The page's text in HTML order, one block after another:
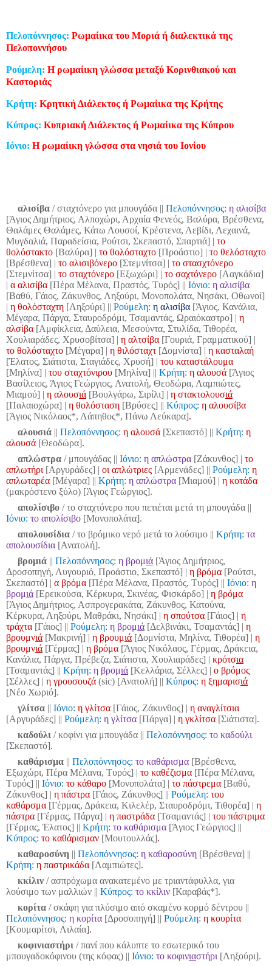
Πελοπόννησος: Ρωμαίικα του Μοριά ή διαλεκτικά της
Πελοποννήσου
Ρούμελη: Η ρωμαίικη γλώσσα μεταξύ Κορινθιακού και
Καστοριάς
Κρήτη: Κρητική Διάλεκτος ή Ρωμαίικα της Κρήτης
Κύπρος: Κυπριακή Διάλεκτος ή Ρωμαίικα της Κύπρου
Ιόνιο: Η ρωμαίικη γλώσσα στα νησιά του Ιονίου
αλισίβα/ σταχτόνερο για μπουγάδα || Πελοπόννησος: η αλισίβα
[Άγιος Δημήτριος, Αλποχώρι, Αρχαία Φενεός, Βαλύρα, Βρέσθενα,
Θαλάμες Θαλάμες, Κάτω Λουσοί, Κρέστενα, Λεβίδι, Λεχαινά,
Μυγδαλιά, Παραδείσια, Ρούτσι, Σκεπαστό, Σπαρτιά] | το
θολόστακτο [Βαλύρα] | το θολόσταχτο [Προάστιο] | το θελόσταχτο
[Βρέσθενα] | το αλισιβόνερο [Στεμνίτσα] | το στασχτόνερο
[Στεμνίτσα] | το σταχτόνερο [Εξωχώρι] | το σαχτόνερο [Λαγκάδια]
| α αλισίβα [Πέρα Μέλανα, Πραστός, Τυρός] || Ιόνιο: η αλισίβα
[Βαθύ, Γάιος, Ζάκυνθος, Ληξούρι, Μονοπολάτα, Νησάκι, Οθωνοί]
| η θολόσταχτη [Ληξούρι] || Ρούμελη: η αλισίβα [Άγιος, Κανάλια,
Μέγαρα, Πάργα, Σταυροδρόμι, Τσαμαντάς, Ωραιόκαστρο] | η
αλσίβα [Αμφίκλεια, Δαύλεια, Μεσούντα, Στυλίδα, Τιθορέα,
Χουλιαράδες, Χρυσοβίτσα] | η αλτσίβα [Γουριά, Γραμματικού] |
το θολόσταχτο [Μέγαρα] | η θιλόσταχτ [Δομνίστα] | η κασταλαή
[Έλατος, Σιάτιστα, Σταγιάδες, Χρυσή] | του καταστάλουμα
[Μηλίνα] | του σταχτόνιρου [Μηλίνα] || Κρήτη: η αλουσά [Άγιος
Βασίλειος, Άγιος Γεώργιος, Ανατολή, Θεοδώρα, Λαμπιώτες,
Μιαμού] | η αλουσιά [Βουλγάρω, Σιρίλι] | η στακτολουσιά
[Παλαιοχώρα] | η θολόσταση [Βρύσες] || Κύπρος: η αλουσίβα
[Άγιος Νικόλαος*, Λάπηθος*, Πάνω Λεύκαρα].
αλουσιά|| Πελοπόννησος: η αλουσά [Σκεπαστό] || Κρήτη: η
αλουσά [Θεοδώρα].
απλώστρα/ μπουγάδας || Ιόνιο: η απλώστρα[Ζάκυνθος] | το
απλωτήρι [Αργυράδες] | οι απλώτριες [Αρμενάδες] || Ρούμελη: η
απλωταρέα [Μέγαρα] || Κρήτη: η απλώστρα [Μιαμού] | η κοτάδα
(μακρόστενο ξύλο) [Άγιος Γεώργιος].
απολίσιβο/ το σταχτόνερο που πετιέται μετά τη μπουγάδα ||
Ιόνιο: το απολίσιβο [Μονοπολάτα].
απολουσίδια / το βρόμικο νερό μετά το λούσιμο || Κρήτη: τα
απολουσίδια [Ανατολή].
βρομιά || Πελοπόννησος: η βρομιά[Άγιος Δημήτριος,
Δροσοπηγή, Λυγουριό, Προάστιο, Σκεπαστό] | η βρόμα [Ρούτσι,
Σκεπαστό] | α βρόμα [Πέρα Μέλανα, Πραστός, Τυρός] || Ιόνιο: η
βρομιά [Ερεικούσα, Κέρκυρα, Σκινέας, Φισκάρδο] | η βρόμα
[Άγιος Δημήτριος, Ασπρογερακάτα, Ζάκυνθος, Κατούνα,
Κέρκυρα, Ληξούρι, Μαθράκι, Νησάκι] | η σπούτσα [Γάιος] | η
τράχτα [Γάιος] || Ρούμελη: η βρομιά [Δελβινάκι, Τσαμαντάς] | η
βρουμνιά [Μακρινή] | η βρουμιά [Δομνίστα, Μηλίνα, Τιθορέα] | η
βρουμνιά [Γέρμας] | η βρόμα [Άγιος Νικόλαος, Γέρμας, Δράκεια,
Κανάλια, Πάργα, Πρέβεζα, Σιάτιστα, Χουλιαράδες] | κρότσια
[Τσαμαντάς] || Κρήτη: η βρομιά [Κελλάρια, Σέλλες] | ο βρόμος
[Σέλλες] | η γρουσουζά (sic) [Ανατολή] || Κύπρος: η ξημαρισιά
[Νέο Χωριό].
γλίτσα || Ιόνιο: η γλίτσα[Γάιος, Ζάκυνθος] | η αναγλίτσια
[Αργυράδες] || Ρούμελη: η γλίτσα [Πάργα] | η γκλίτσα [Σιάτιστα].
καδούλι / κοφίνι για μπουγάδα || Πελοπόννησος: το καδούλι
[Σκεπαστό].
καθάρισμα || Πελοπόννησος: το καθάρισμα[Βρέσθενα,
Εξωχώρι, Πέρα Μέλανα, Τυρός] | το καθέζισμα [Πέρα Μέλανα,
Τυρός] || Ιόνιο: το κάθαρο [Μονοπολάτα] | το πάστρεμα [Βαθύ,
Ζάκυνθος] | η πάστρα [Γάιος, Ζάκυνθος] || Ρούμελη: του
καθάρσμα [Γέρμας, Δράκεια, Κιλελέρ, Σταυροδρόμι, Τιθορέα] | η
πάστρα [Γέρμας, Πάργα] | η παστράδα [Τσαμαντάς] | του πάστριμα
[Γέρμας, Έλατος] || Κρήτη: το καθάρισμα [Άγιος Γεώργιος] ||
Κύπρος: το καθάρισμαν [Μουτουλλάς].
καθαροσύνη || Πελοπόννησος: η καθαροσύνη [Βρέσθενα] ||
Κρήτη: η παστρικάδα [Λαμπιώτες].
κκίλιν/ ασπρόχωμα ανακατεμένο με τριαντάφυλλα, για
λούσιμο των μαλλιών || Κύπρος: το κκίλιν [Καραβάς*].
κορίτα/ σκάφη για πλύσιμο από σκαμένο κορμό δέντρου ||
Πελοπόννησος: η κορίτα [Δροσοπηγή] || Ρούμελη: η κουρίτα
[Κουμαρίτσι, Λιλαία].
κοφινιαστήρι / πανί που κάλυπτε το εσωτερικό του
μπουγαδοκόφινου (της κόφας) || Ιόνιο: το κοφινιαστήρι [Ληξούρι].